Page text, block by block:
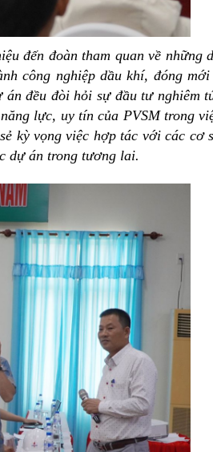
đến đoàn tham quan về những
công nghiệp dầu khí, đóng mới
đều đòi hỏi sự đầu tư nghiêm
lực, uy tín của PVSM trong
kỳ vọng việc hợp tác với các cơ
dự án trong tương lai.